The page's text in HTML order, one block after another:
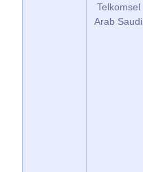
Telkomsel
Arab Saudi